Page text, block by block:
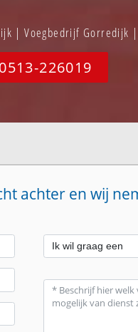
| Voegbedrijf Gorredijk
226019
achter en wij